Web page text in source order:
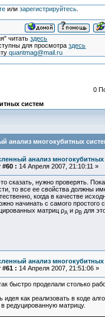
или зарегистрируйтесь.
читатьздесь
для просмотраздесь
quantmag@mail.ru
систем
0
анализ многокубитных
анализ многокубитных
#60 : 14 Апреля 2007, 21:10:11 »
сказать, нужно проверять.
то все ее свойства должны
когда в качестве
начинать с самого простого
матриц ρA и ρВдля
анализ многокубитных
#61 : 14 Апреля 2007, 21:51:06 »
быстро проделали столько
идея как реализовать в коде
редуцированную матрицу.